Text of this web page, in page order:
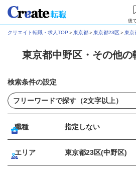
後
クリエイト転職・求人TOP ＞東京都＞東京都23区＞東京
東京都中野区・その他の
検索条件の設定
職種 指定しない
エリア 東京都23区(中野区)